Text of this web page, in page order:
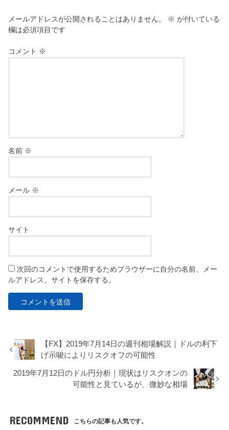
メールアドレスが公開されることはありません。 ※ が付いている
欄は必須項目です
コメント ※
名前 ※
メール ※
サイト
次回のコメントで使用するためブラウザーに自分の名前、メー
ルアドレス、サイトを保存する。
【FX】2019年7月14日の週刊相場解説｜ドルの利下
げ示唆によりリスクオフの可能性
2019年7月12日のドル円分析｜現状はリスクオンの
可能性と見ているが、微妙な相場
RECOMMEND こちらの記事も人気です。